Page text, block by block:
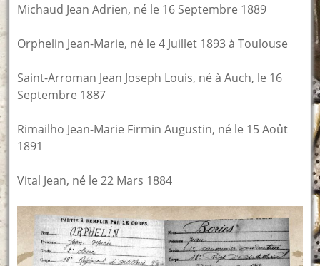
Michaud Jean Adrien, né le 16 Septembre 1889
Orphelin Jean-Marie, né le 4 Juillet 1893 à Toulouse
Saint-Arroman Jean Joseph Louis, né à Auch, le 16
Septembre 1887
Rimailho Jean-Marie Firmin Augustin, né le 15 Août
1891
Vital Jean, né le 22 Mars 1884